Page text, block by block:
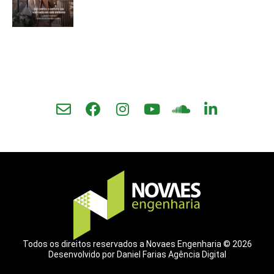
Todos os direitos reservados a Novaes Engenharia © 2026
Desenvolvido por Daniel Farias Agência Digital